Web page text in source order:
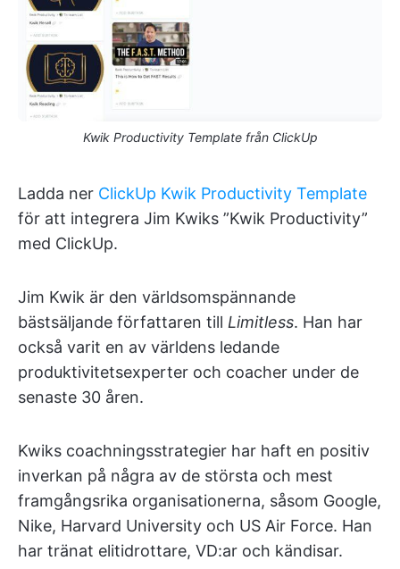
Kwik Productivity Template från ClickUp
Ladda ner ClickUp Kwik Productivity Template
för att integrera Jim Kwiks ”Kwik Productivity”
med ClickUp.
Jim Kwik är den världsomspännande
bästsäljande författaren till Limitless. Han har
också varit en av världens ledande
produktivitetsexperter och coacher under de
senaste 30 åren.
Kwiks coachningsstrategier har haft en positiv
inverkan på några av de största och mest
framgångsrika organisationerna, såsom Google,
Nike, Harvard University och US Air Force. Han
har tränat elitidrottare, VD:ar och kändisar.